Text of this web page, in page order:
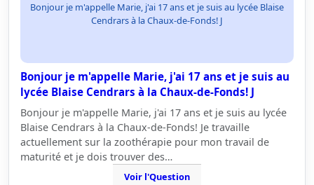
Bonjour je m'appelle Marie, j'ai 17 ans et je suis au lycée Blaise
Cendrars à la Chaux-de-Fonds! J
Bonjour je m'appelle Marie, j'ai 17 ans et je suis au
lycée Blaise Cendrars à la Chaux-de-Fonds! J
Bonjour je m'appelle Marie, j'ai 17 ans et je suis au lycée
Blaise Cendrars à la Chaux-de-Fonds! Je travaille
actuellement sur la zoothérapie pour mon travail de
maturité et je dois trouver des…
Voir l'Question